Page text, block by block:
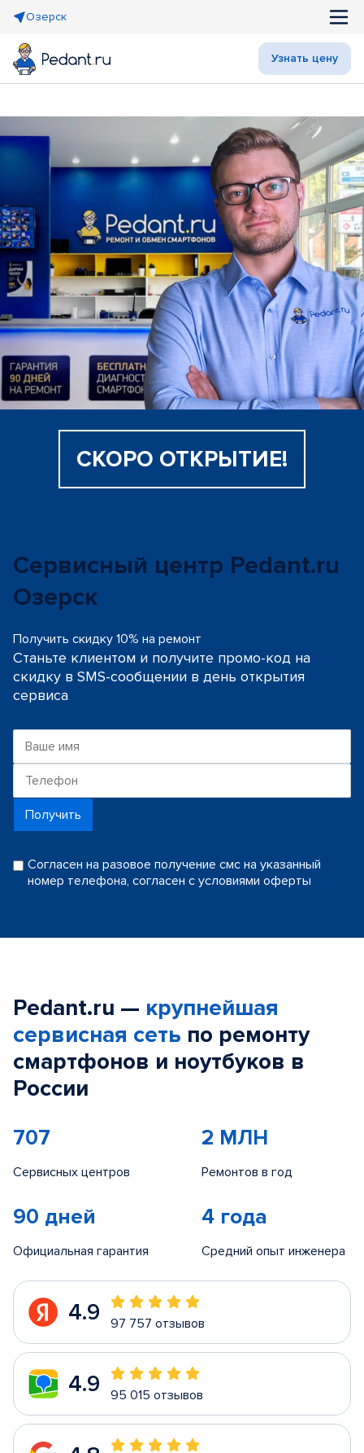
Озерск
Узнать цену
СКОРО ОТКРЫТИЕ!
Сервисный центр Pedant.ru
Озерск
Получить скидку 10% на ремонт
Станьте клиентом и получите промо-код на
скидку в SMS-сообщении в день открытия
сервиса
Получить
Согласен на разовое получение смс на указанный
номер телефона, согласен с условиями оферты
Pedant.ru — крупнейшая
сервисная сеть по ремонту
смартфонов и ноутбуков в
России
707
Сервисных центров
2 МЛН
Ремонтов в год
90 дней
Официальная гарантия
4 года
Средний опыт инженера
4.9 97 757 отзывов
4.9 95 015 отзывов